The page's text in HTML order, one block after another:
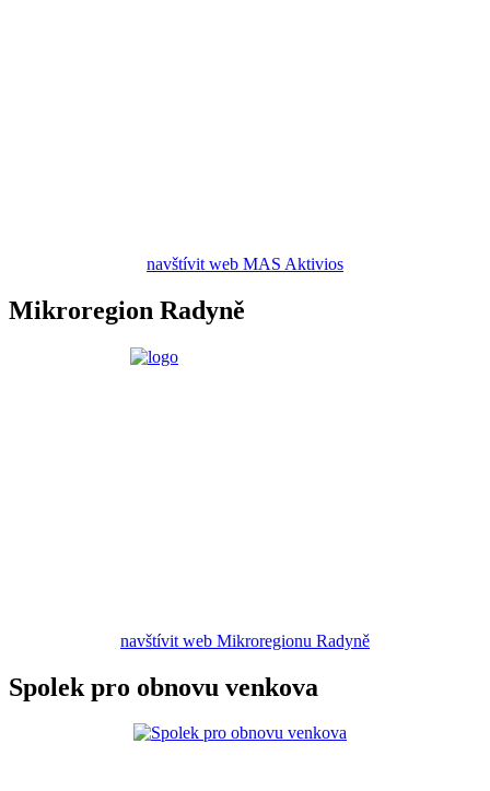
navštívit web MAS Aktivios
Mikroregion Radyně
navštívit web Mikroregionu Radyně
Spolek pro obnovu venkova